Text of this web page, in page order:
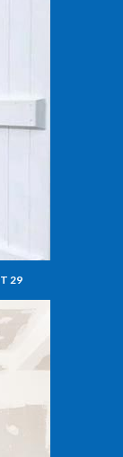
29